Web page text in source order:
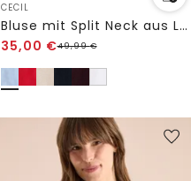
CECIL
Bluse mit Split Neck aus Leinenmix
35,00 €49,99€